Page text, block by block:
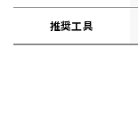
推奨工具